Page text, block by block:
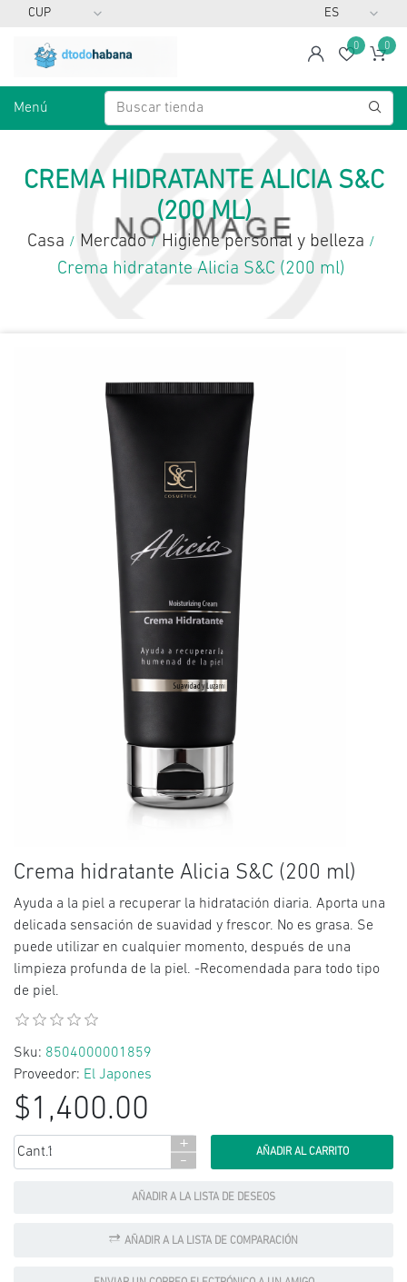
spanLista
0 0
Menú
CREMA HIDRATANTE ALICIA S&C
(200 ML)
Casa / Mercado / Higiene personal y belleza /
Crema hidratante Alicia S&C (200 ml)
Crema hidratante Alicia S&C (200 ml)
Ayuda a la piel a recuperar la hidratación diaria. Aporta una
delicada sensación de suavidad y frescor. No es grasa. Se
puede utilizar en cualquier momento, después de una
limpieza profunda de la piel. -Recomendada para todo tipo
de piel.
Sku: 8504000001859
Proveedor: El Japones
$1,400.00
Cant.:
+
-
AÑADIR A LA LISTA DE DESEOS
AÑADIR A LA LISTA DE COMPARACIÓN